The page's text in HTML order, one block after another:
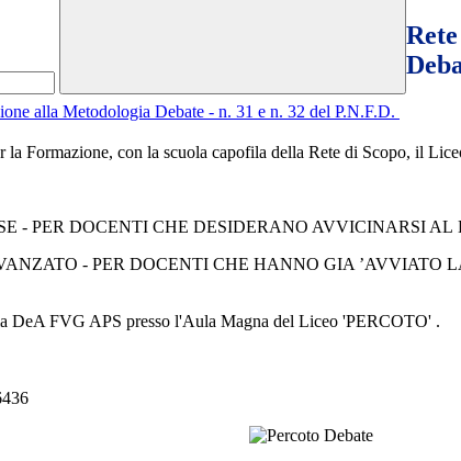
alla Metodologia Debate - n. 31 e n. 32 del P.N.F.D.
la Formazione, con la scuola capofila della Rete di Scopo, il
- PER DOCENTI CHE DESIDERANO AVVICINARSI AL
- PER DOCENTI CHE HANNO GIA ’AVVIATO
DeA FVG APS presso l'Aula Magna del Liceo 'PERCOTO' .